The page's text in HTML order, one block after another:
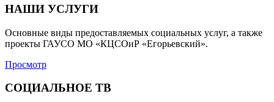
НАШИ УСЛУГИ
Основные виды предоставляемых социальных услуг, а также
проекты ГАУСО МО «КЦСОиР «Егорьевский».
Просмотр
СОЦИАЛЬНОЕ ТВ